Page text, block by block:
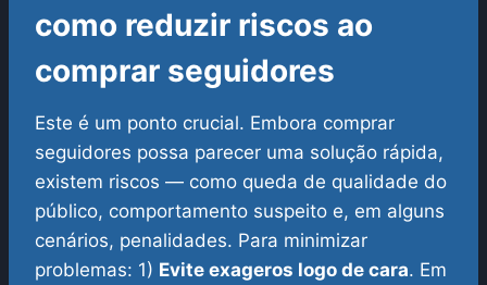
como reduzir riscos ao
comprar seguidores
Este é um ponto crucial. Embora comprar
seguidores possa parecer uma solução rápida,
existem riscos — como queda de qualidade do
público, comportamento suspeito e, em alguns
cenários, penalidades. Para minimizar
problemas: 1) Evite exageros logo de cara. Em